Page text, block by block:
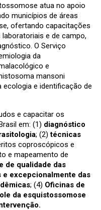
atua no apoio
municípios de áreas
ofertando capacitações
e de campo,
O Serviço
da
e
mansoni
e identificação de
e capacitar os
em: (1) diagnóstico
; (2) técnicas
coproscópicos e
e mapeamento de
de qualidade das
e excepcionalmente das
; (4) Oficinas de
da esquistossomose